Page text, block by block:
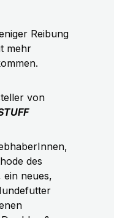
Reibung
mehr
von
des
ein neues,